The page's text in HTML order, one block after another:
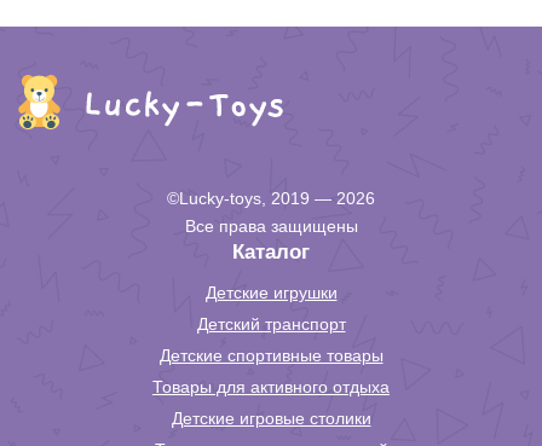
©Lucky-toys, 2019 — 2026
Все права защищены
Каталог
Детские игрушки
Детский транспорт
Детские спортивные товары
Товары для активного отдыха
Детские игровые столики